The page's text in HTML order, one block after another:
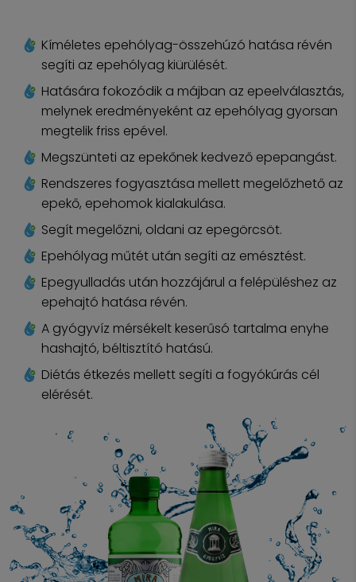
Kíméletes epehólyag-összehúzó hatása révén
segíti az epehólyag kiürülését.
Hatására fokozódik a májban az epeelválasztás,
melynek eredményeként az epehólyag gyorsan
megtelik friss epével.
Megszünteti az epekőnek kedvező epepangást.
Rendszeres fogyasztása mellett megelőzhető az
epekő, epehomok kialakulása.
Segít megelőzni, oldani az epegörcsöt.
Epehólyag műtét után segíti az emésztést.
Epegyulladás után hozzájárul a felépüléshez az
epehajtó hatása révén.
A gyógyvíz mérsékelt keserűsó tartalma enyhe
hashajtó, béltisztító hatású.
Diétás étkezés mellett segíti a fogyókúrás cél
elérését.